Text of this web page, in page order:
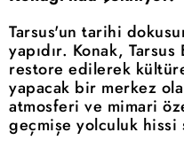
Tarsus'un tarihi
yapıdır. Konak,
restore edilerek
yapacak bir merkez
atmosferi ve mimari
geçmişe yolculuk hissi